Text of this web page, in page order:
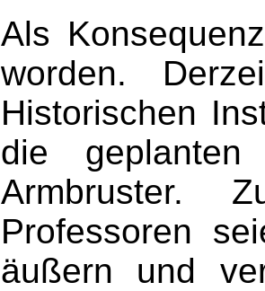
Als
worden.
Historischen
die geplanten
Armbruster.
Professoren
äußern und